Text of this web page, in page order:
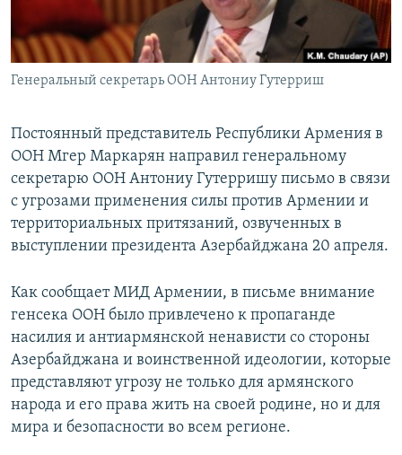
English
Русский
Все сайты Радио Азатутюн
Генеральный секретарь ООН Антониу Гутерриш
Постоянный представитель Республики Армения в
ООН Мгер Маркарян направил генеральному
секретарю ООН Антониу Гутерришу письмо в связи
с угрозами применения силы против Армении и
территориальных притязаний, озвученных в
выступлении президента Азербайджана 20 апреля.
Как сообщает МИД Армении, в письме внимание
генсека ООН было привлечено к пропаганде
насилия и антиармянской ненависти со стороны
Азербайджана и воинственной идеологии, которые
представляют угрозу не только для армянского
народа и его права жить на своей родине, но и для
мира и безопасности во всем регионе.